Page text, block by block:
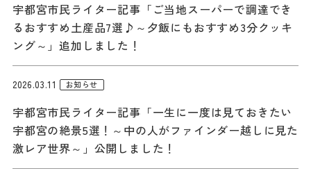
宇都宮市民ライター記事「ご当地スーパーで調達でき
るおすすめ土産品7選♪～夕飯にもおすすめ3分クッキ
ング～」追加しました！
宇都宮市民ライター記事「一生に一度は見ておきたい
宇都宮の絶景5選！～中の人がファインダー越しに見た
激レア世界～」公開しました！
2026.03.11 お知らせ